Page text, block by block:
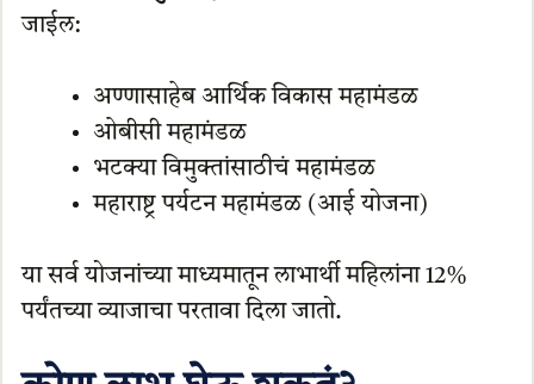
जाईल:
अण्णासाहेब आर्थिक विकास महामंडळ
ओबीसी महामंडळ
भटक्या विमुक्तांसाठीचं महामंडळ
महाराष्ट्र पर्यटन महामंडळ (आई योजना)
या सर्व योजनांच्या माध्यमातून लाभार्थी महिलांना 12%
पर्यंतच्या व्याजाचा परतावा दिला जातो.